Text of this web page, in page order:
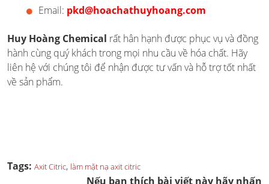
Email: pkd@hoachathuyhoang.com
Huy Hoàng Chemical rất hân hạnh được phục vụ và đồng
hành cùng quý khách trong mọi nhu cầu về hóa chất. Hãy
liên hệ với chúng tôi để nhận được tư vấn và hỗ trợ tốt nhất
về sản phẩm.
Tags: Axit Citric, làm mặt nạ axit citric
Nếu bạn thích bài viết này hãy nhấn